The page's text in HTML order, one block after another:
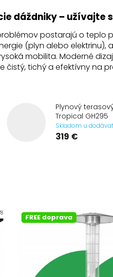
dáždniky – užívajte
postarajú o
(plyn alebo
mobilita. Moderné
čistý, tichý a efektívny na
Plynový
Tropical GH295
Skladom u
319 €
FREE doprava